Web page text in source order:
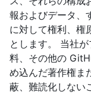
報およびデータ、
に対して権利、権
とします。 当社
料、その他の
め込んだ著作権ま
蔽、難読化しない